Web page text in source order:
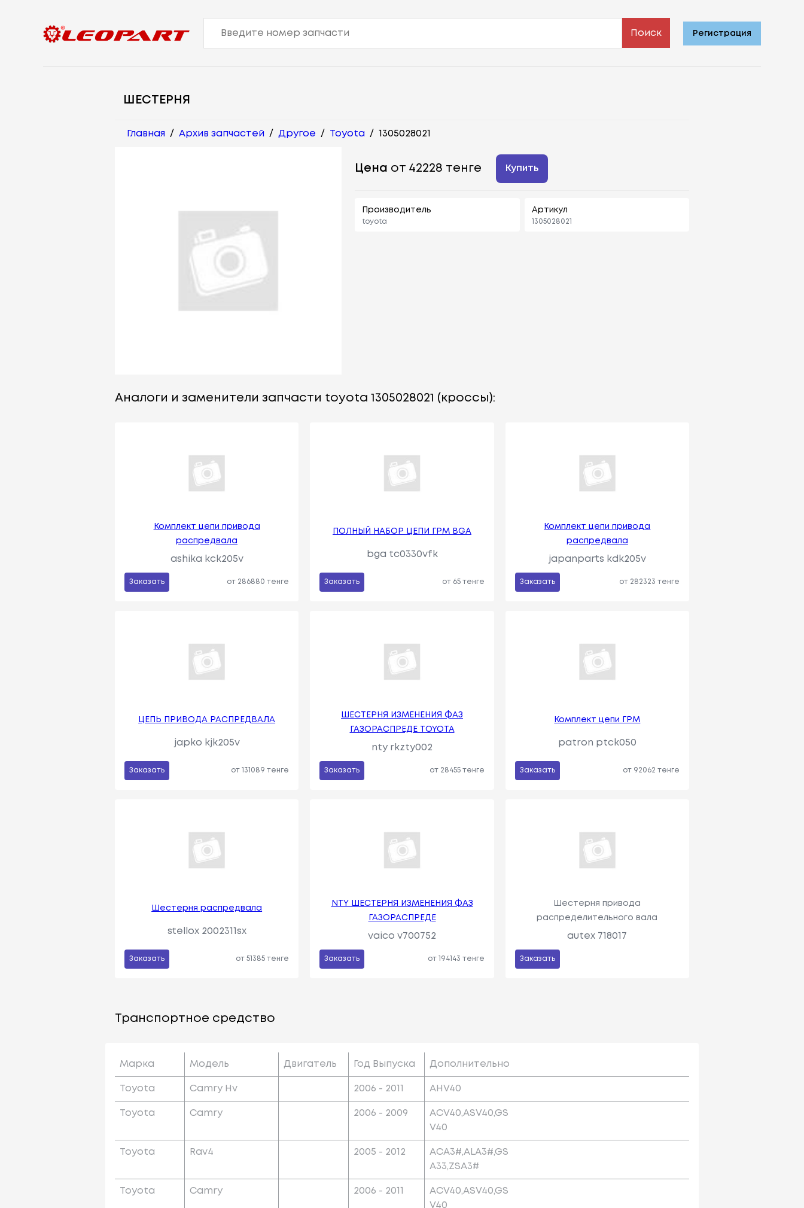
Поиск Регистрация
ШЕСТЕРНЯ
Главная / Архив запчастей / Другое / Toyota / 1305028021
Цена от 42228 тенге Купить
Производитель
toyota
Артикул
1305028021
Аналоги и заменители запчасти toyota 1305028021 (кроссы):
Комплект цепи привода
распредвала
ashika kck205v
Заказать от 286880 тенге
ПОЛНЫЙ НАБОР ЦЕПИ ГРМ BGA
bga tc0330vfk
Заказать от 65 тенге
Комплект цепи привода
распредвала
japanparts kdk205v
Заказать от 282323 тенге
ЦЕПЬ ПРИВОДА РАСПРЕДВАЛА
japko kjk205v
Заказать от 131089 тенге
ШЕСТЕРНЯ ИЗМЕНЕНИЯ ФАЗ
ГАЗОРАСПРЕДЕ TOYOTA
nty rkzty002
Заказать от 28455 тенге
Комплект цепи ГРМ
patron ptck050
Заказать от 92062 тенге
Шестерня распредвала
stellox 2002311sx
Заказать от 51385 тенге
NTY ШЕСТЕРНЯ ИЗМЕНЕНИЯ ФАЗ
ГАЗОРАСПРЕДЕ
vaico v700752
Заказать от 194143 тенге
Шестерня привода
распределительного вала
autex 718017
Заказать
Транспортное средство
Марка Модель Двигатель Год Выпуска Дополнительно
Toyota Camry Hv 2006 - 2011 AHV40
Toyota Camry 2006 - 2009
ACV40,ASV40,GS
V40
Toyota Rav4 2005 - 2012
ACA3#,ALA3#,GS
A33,ZSA3#
Toyota Camry 2006 - 2011
ACV40,ASV40,GS
V40